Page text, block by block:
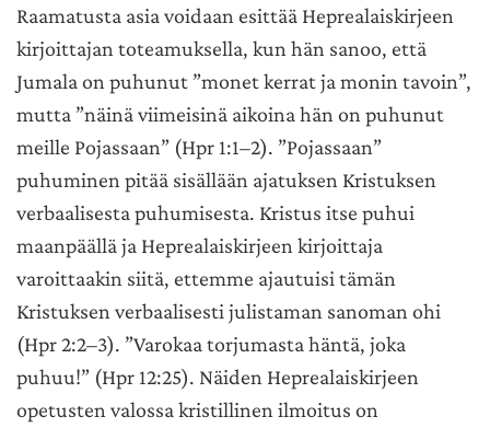
Raamatusta asia voidaan esittää Heprealaiskirjeen
kirjoittajan toteamuksella, kun hän sanoo, että
Jumala on puhunut ”monet kerrat ja monin tavoin”,
mutta ”näinä viimeisinä aikoina hän on puhunut
meille Pojassaan” (Hpr 1:1–2). ”Pojassaan”
puhuminen pitää sisällään ajatuksen Kristuksen
verbaalisesta puhumisesta. Kristus itse puhui
maanpäällä ja Heprealaiskirjeen kirjoittaja
varoittaakin siitä, ettemme ajautuisi tämän
Kristuksen verbaalisesti julistaman sanoman ohi
(Hpr 2:2–3). ”Varokaa torjumasta häntä, joka
puhuu!” (Hpr 12:25). Näiden Heprealaiskirjeen
opetusten valossa kristillinen ilmoitus on